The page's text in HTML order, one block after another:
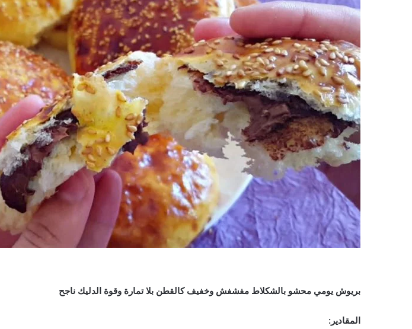
بريوش يومي محشو بالشكلاط مفشفش وخفيف كالقطن بلا تمارة وقوة الدليك ناجح
المقادير: